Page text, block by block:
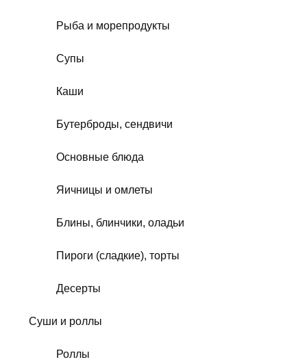
Рыба и морепродукты
Супы
Каши
Бутерброды, сендвичи
Основные блюда
Яичницы и омлеты
Блины, блинчики, оладьи
Пироги (сладкие), торты
Десерты
Суши и роллы
Роллы